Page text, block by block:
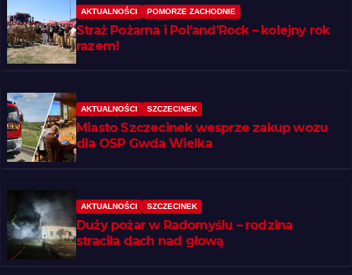
AKTUALNOŚCI POMORZE ZACHODNIE
Straż Pożarna i Pol’and’Rock – kolejny rok
razem!
AKTUALNOŚCI SZCZECINEK
Miasto Szczecinek wesprze zakup wozu
dla OSP Gwda Wielka
AKTUALNOŚCI SZCZECINEK
Duży pożar w Radomyślu – rodzina
straciła dach nad głową